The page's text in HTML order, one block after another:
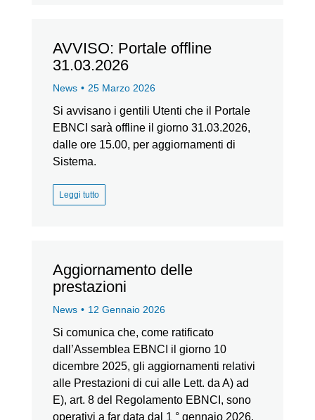
AVVISO: Portale offline
31.03.2026
News 25 Marzo 2026
Si avvisano i gentili Utenti che il Portale
EBNCI sarà offline il giorno 31.03.2026,
dalle ore 15.00, per aggiornamenti di
Sistema.
Leggi tutto
Aggiornamento delle
prestazioni
News 12 Gennaio 2026
Si comunica che, come ratificato
dall’Assemblea EBNCI il giorno 10
dicembre 2025, gli aggiornamenti relativi
alle Prestazioni di cui alle Lett. da A) ad
E), art. 8 del Regolamento EBNCI, sono
operativi a far data dal 1 ° gennaio 2026.